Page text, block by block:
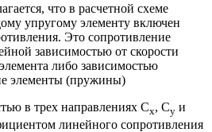
что в расчетной схеме
упругому элементу включен
Это сопротивление
зависимостью от скорости
либо зависимостью
элементы (пружины)
в трех направлениях Сх, Су и
линейного сопротивления